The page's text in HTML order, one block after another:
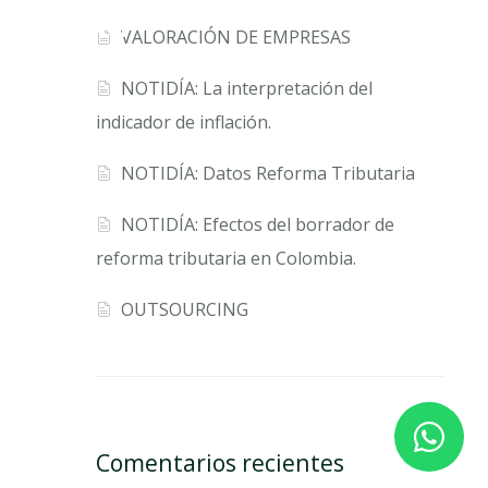
elitr, sedVALORACIÓN DE EMPRESAS
NOTIDÍA: La interpretación del
indicador de inflación.
NOTIDÍA: Datos Reforma Tributaria
NOTIDÍA: Efectos del borrador de
reforma tributaria en Colombia.
OUTSOURCING
Comentarios recientes